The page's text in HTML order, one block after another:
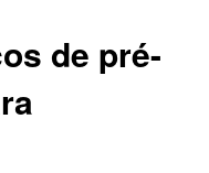
de pré-